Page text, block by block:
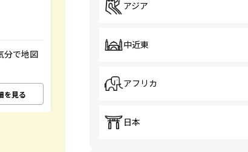
分で地図
を見る
アジア
中近東
アフリカ
日本